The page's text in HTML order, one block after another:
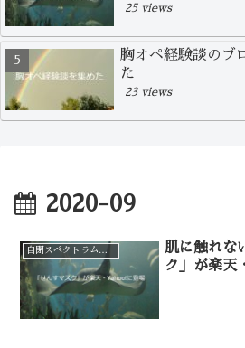
25 views
胸オペ経験談のブ
た
23 views
2020-09
自閉スペクトラム症お助けアイテム
肌に触れな
ク」が楽天